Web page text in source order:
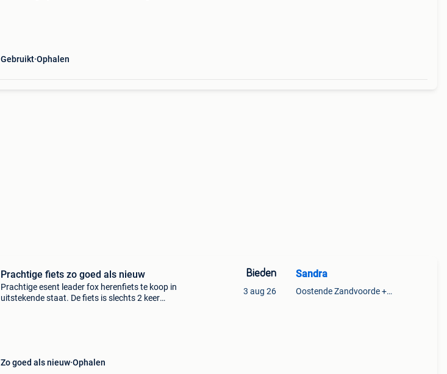
Gebruikt Ophalen
Prachtige fiets zo goed als nieuw
Prachtige esent leader fox herenfiets te koop in
uitstekende staat. De fiets is slechts 2 keer
Zo goed als nieuw Ophalen
Bieden
3 aug 26
Sandra
Oostende Zandvoorde +Oostende